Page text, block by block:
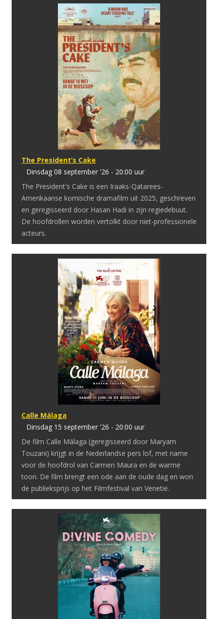
The President’s Cake
dinsdag 08 september '26 - 20:00 uur
The President's Cake is een Iraaks-Qatarees-
Amerikaanse komische dramafilm uit 2025, geschreven
en geregisseerd door Hasan Hadi in zijn regiedebuut.
De hoofdrollen worden vertolkt door niet-professionele
acteurs.
Calle Málaga
dinsdag 15 september '26 - 20:00 uur
De film Calle Málaga (geregisseerd door Maryam
Touzani) krijgt in de Nederlandse pers lof, met name
voor de hoofdrol van Carmen Maura en de warme
toon. De film brengt een ode aan de oude dag en won
de publieksprijs op het Filmfestival van Venetië.